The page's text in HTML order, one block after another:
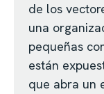
de los
una
pequeñas
están
que abra un